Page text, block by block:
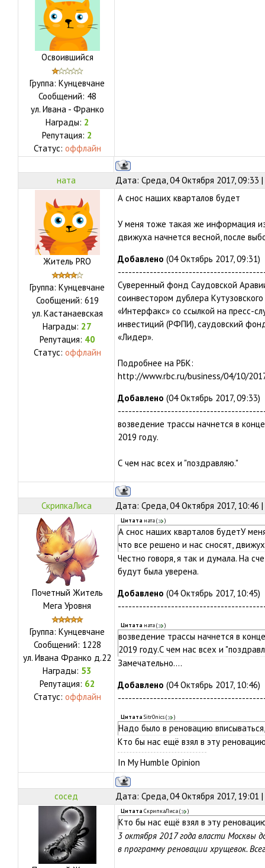
Освоившийся
Группа: Кунцевчане
Сообщений: 48
ул. Ивана - Франко
Награды: 2
Репутация: 2
Статус: оффлайн
ната Дата: Среда, 04 Октября 2017, 09:33
Житель PRO
Группа: Кунцевчане
Сообщений: 619
ул. Кастанаевская
Награды: 27
Репутация: 40
Статус: оффлайн
А снос наших кварталов будет
У меня тоже такая же информация
движуха начнется весной, после
Добавлено (04 Октябрь 2017, 09:31)
Суверенный фонд Саудовской
соинвестором дублера
«Интерфакс» со ссылкой на пресс-
инвестиций (РФПИ), саудовский
«Лидер».
Подробнее на РБК:
http://www.rbc.ru/business/04/10/
Добавлено (04 Октябрь 2017, 09:33)
возведение трассы начнется в
2019 году.
С чем нас всех и "поздравляю."
СкрипкаЛиса Дата: Среда, 04 Октября 2017, 10:46
Почетный Житель
Мега Уровня
Группа: Кунцевчане
Сообщений: 1228
ул. Ивана Франко д.22
Награды: 53
Репутация: 62
Статус: оффлайн
Цитата ната( )
А снос наших кварталов будетУ
что все решено и нас сносят,
Честно говоря, я так и думала. На
будут была уверена.
Добавлено (04 Октябрь 2017, 10:45)
Цитата ната( )
возведение трассы начнется в
2019 году.С чем нас всех и
Замечательно....
Добавлено (04 Октябрь 2017, 10:46)
Цитата Sitr0nics( )
Надо было в реновацию
Кто бы нас ещё взял в эту
In My Humble Opinion
сосед Дата: Среда, 04 Октября 2017, 19:01
Цитата СкрипкаЛиса( )
Кто бы нас ещё взял в эту
3 октября 2017 года власти Москвы
в программу реновации хрущевок.